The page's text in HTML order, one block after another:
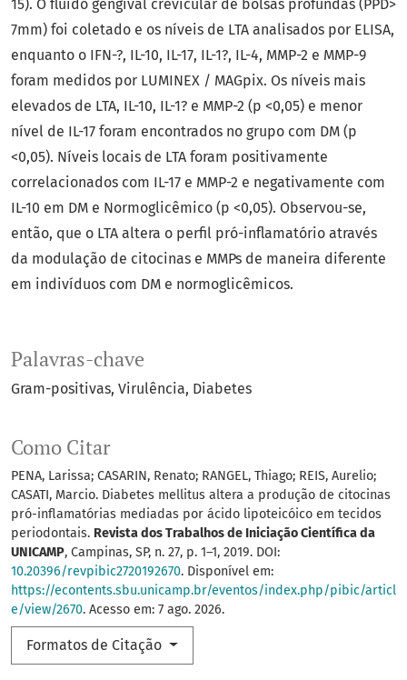
Palavras-chave
Gram-positivas Virulência Diabetes
Como Citar
PENA, Larissa; CASARIN, Renato; RANGEL, Thiago; REIS, Aurelio;
CASATI, Marcio. Diabetes mellitus altera a produção de citocinas
pró-inflamatórias mediadas por ácido lipoteicóico em tecidos
periodontais. Revista dos Trabalhos de Iniciação Científica da
UNICAMP, Campinas, SP, n. 27, p. 1–1, 2019. DOI:
10.20396/revpibic2720192670. Disponível em:
https://econtents.sbu.unicamp.br/eventos/index.php/pibic/articl
e/view/2670. Acesso em: 7 ago. 2026.
Formatos de Citação
15). O fluido gengival crevicular de bolsas profundas (PPD>
7mm) foi coletado e os níveis de LTA analisados por ELISA,
enquanto o IFN-?, IL-10, IL-17, IL-1?, IL-4, MMP-2 e MMP-9
foram medidos por LUMINEX / MAGpix. Os níveis mais
elevados de LTA, IL-10, IL-1? e MMP-2 (p <0,05) e menor
nível de IL-17 foram encontrados no grupo com DM (p
<0,05). Níveis locais de LTA foram positivamente
correlacionados com IL-17 e MMP-2 e negativamente com
IL-10 em DM e Normoglicêmico (p <0,05). Observou-se,
então, que o LTA altera o perfil pró-inflamatório através
da modulação de citocinas e MMPs de maneira diferente
em indivíduos com DM e normoglicêmicos.